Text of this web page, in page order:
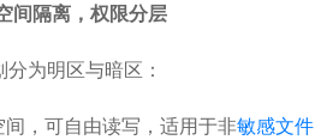
间隔离，权限分层
为明区与暗区：
，可自由读写，适用于非敏感文件